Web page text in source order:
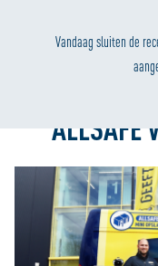
Vandaag sluiten de
ALLSAFE